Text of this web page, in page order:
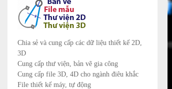
Chia sẻ và cung cấp các dữ liệu thiết kế 2D,
3D
Cung cấp thư viện, bản vẽ gia công
Cung cấp file 3D, 4D cho ngành điêu khắc
File thiết kế máy, tự động